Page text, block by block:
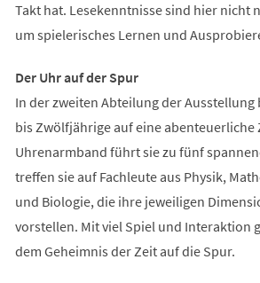
Takt hat. Lesekenntnisse sind hier nicht
um spielerisches Lernen und
Der Uhr auf der Spur
In der zweiten Abteilung der Ausstellung
bis Zwölfjährige auf eine abenteuerliche
Uhrenarmband führt sie zu fünf
treffen sie auf Fachleute aus Physik,
und Biologie, die ihre jeweiligen
vorstellen. Mit viel Spiel und Interaktion
dem Geheimnis der Zeit auf die Spur.